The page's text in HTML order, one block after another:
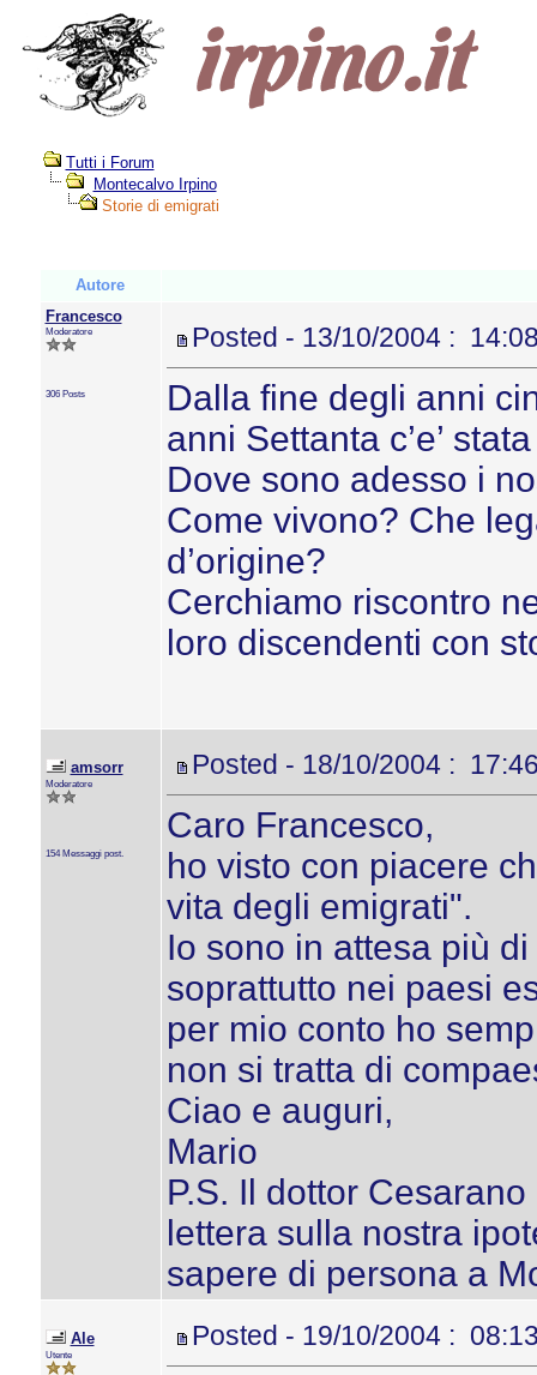
Tutti i Forum
Montecalvo Irpino
Storie di emigrati
Autore
Francesco
Moderatore
306 Posts
Posted - 13/10/2004 :
Dalla fine degli anni
anni Settanta c’e’
Dove sono adesso i
Come vivono? Che
d’origine?
Cerchiamo riscontro
loro discendenti con
amsorr
Moderatore
154 Messaggi post.
Posted - 18/10/2004 :
Caro Francesco,
ho visto con piacere
vita degli emigrati".
Io sono in attesa più
soprattutto nei paesi
per mio conto ho
non si tratta di
Ciao e auguri,
Mario
P.S. Il dottor
lettera sulla nostra
sapere di persona a
Ale
Utente
Posted - 19/10/2004 :